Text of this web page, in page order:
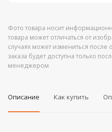
Фото товара носит
товара может отличаться от
случаях может измениться после
заказа будет доступна только
менеджером
Описание Как купить